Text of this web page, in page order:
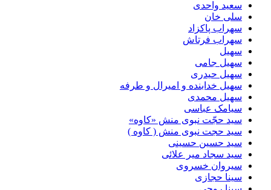
سعید واحدی
سلی خان
سهراب پاکزاد
سهراب فرتاش
سهیل
سهیل جامی
سهیل حیدری
سهیل خدابنده و امیرال و طرفه
سهیل محمدی
سیامک عباسی
سید حجّت نبوی منش «کاوه»
سید حجت نبوی منش ( کاوه )
سید حسین حسینى
سید سجاد میر علائی
سیروان خسروی
سینا حجازی